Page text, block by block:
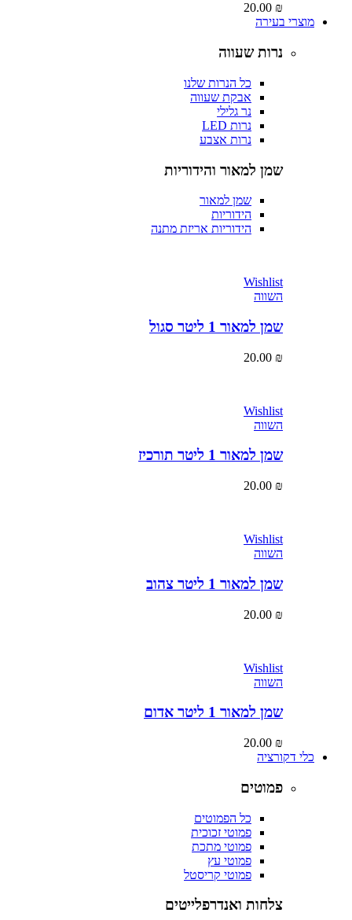
20.00
מוצרי בעירה
נרות שעווה
כל הנרות שלנו
אבקת שעווה
נר גלילי
נרות LED
נרות אצבע
שמן למאור והידוריות
שמן למאור
הידוריות
הידוריות אריזת מתנה
Wishlist
שמן למאור 1 ליטר סגול
20.00
Wishlist
שמן למאור 1 ליטר תורכיז
20.00
Wishlist
שמן למאור 1 ליטר צהוב
20.00
Wishlist
שמן למאור 1 ליטר אדום
20.00
כלי דקורציה
פמוטים
כל הפמוטים
פמוטי זכוכית
פמוטי מתכת
פמוטי עץ
פמוטי קריסטל
צלחות ואנדרפלייטים